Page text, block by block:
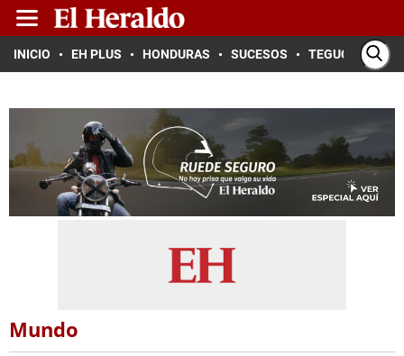
INICIO EH PLUS HONDURAS SUCESOS TEGUCIGALPA
Mundo